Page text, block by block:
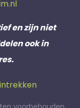
en zijn niet
ook in